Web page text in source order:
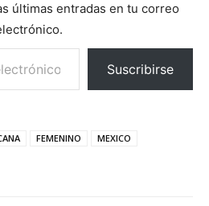
últimas entradas en tu correo
Suscribirse
FEMENINO
MEXICO